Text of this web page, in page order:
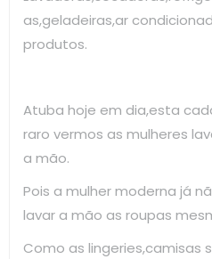
as,geladeiras,ar
produtos.
Atuba hoje em dia,esta
raro vermos as mulheres
a mão.
Pois a mulher moderna já
lavar a mão as roupas
Como as lingeries,camisas